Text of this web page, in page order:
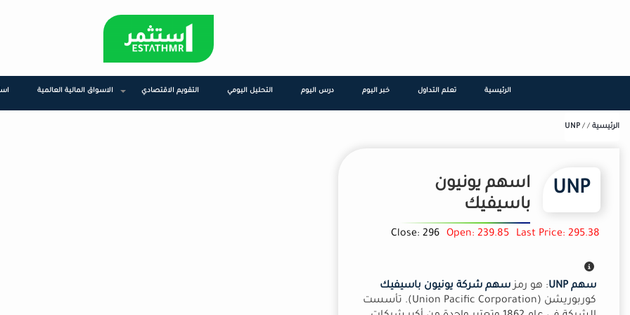
الرئيسية تعلم التداول خبر اليوم درس اليوم التحليل اليومي التقويم الاقتصادي الاسواق المالية العالمية
الرئيسية /
/
UNP
UNP
اسهم يونيون
باسيفيك
Last Price: 295.38
Open: 239.85
Close: 296
سهم UNP : هو رمزسهم شركة يونيون باسيفيك
كوربوريشن (Union Pacific Corporation). تأسست